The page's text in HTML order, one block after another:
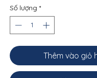
Số lượng *
Thêm vào giỏ